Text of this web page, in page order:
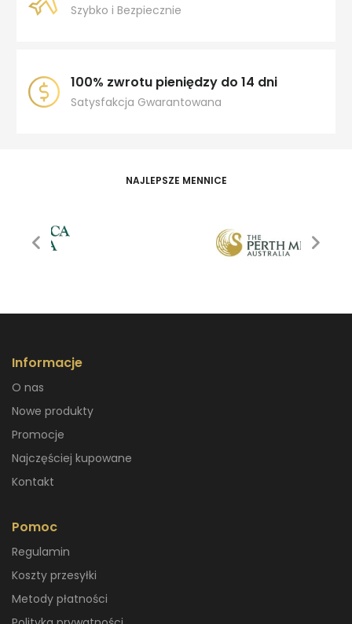
Szybko i Bezpiecznie
100% zwrotu pieniędzy do 14 dni
Satysfakcja Gwarantowana
NAJLEPSZE MENNICE
Informacje
O nas
Nowe produkty
Promocje
Najczęściej kupowane
Kontakt
Pomoc
Regulamin
Koszty przesyłki
Metody płatności